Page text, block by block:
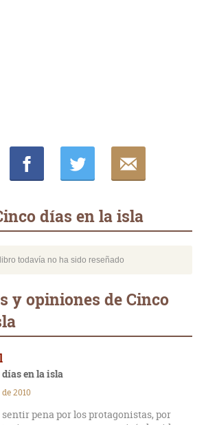
días en la isla
todavía no ha sido reseñado
y opiniones de Cinco
en la isla
2010
pena por los protagonistas, por